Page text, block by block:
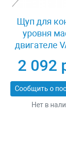
Щуп для
уровня
двигателе
TFSI, 3.2 л
FSI
2 092
Нет в